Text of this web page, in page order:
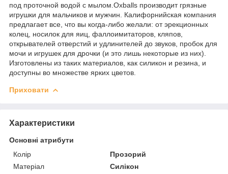
под проточной водой с мылом.Oxballs производит грязные
игрушки для мальчиков и мужчин. Калифорнийская компания
предлагает все, что вы когда-либо желали: от эрекционных
колец, носилок для яиц, фаллоимитаторов, кляпов,
открывателей отверстий и удлинителей до звуков, пробок для
мочи и игрушек для дрочки (и это лишь некоторые из них).
Изготовлены из таких материалов, как силикон и резина, и
доступны во множестве ярких цветов.
Приховати
Характеристики
Основні атрибути
Колір
Прозорий
Матеріал
Силікон